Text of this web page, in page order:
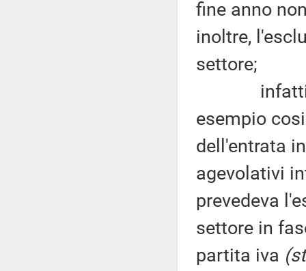
fine anno
inoltre,
settore;
infatti, sul
esempio
dell'entrata
agevolativi
prevedeva
settore in
partita iva